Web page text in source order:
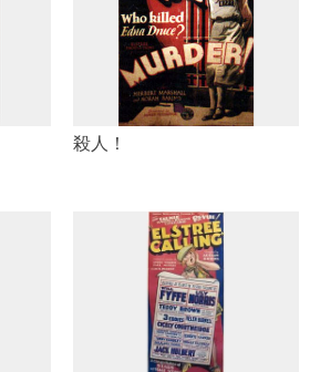
殺人！